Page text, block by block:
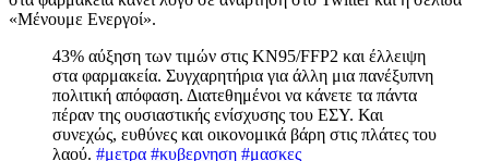
«Μένουμε Ενεργοί».
43% αύξηση των τιμών στις KN95/FFP2 και έλλειψη
στα φαρμακεία. Συγχαρητήρια για άλλη μια πανέξυπνη
πολιτική απόφαση. Διατεθημένοι να κάνετε τα πάντα
πέραν της ουσιαστικής ενίσχυσης του ΕΣΥ. Και
συνεχώς, ευθύνες και οικονομικά βάρη στις πλάτες του
λαού. #μετρα #κυβερνηση #μασκες